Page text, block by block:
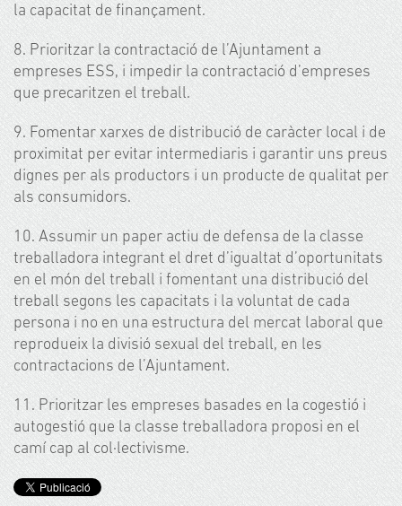
la capacitat de finançament.
8. Prioritzar la contractació de l’Ajuntament a
empreses ESS, i impedir la contractació d’empreses
que precaritzen el treball.
9. Fomentar xarxes de distribució de caràcter local i de
proximitat per evitar intermediaris i garantir uns preus
dignes per als productors i un producte de qualitat per
als consumidors.
10. Assumir un paper actiu de defensa de la classe
treballadora integrant el dret d’igualtat d’oportunitats
en el món del treball i fomentant una distribució del
treball segons les capacitats i la voluntat de cada
persona i no en una estructura del mercat laboral que
reprodueix la divisió sexual del treball, en les
contractacions de l’Ajuntament.
11. Prioritzar les empreses basades en la cogestió i
autogestió que la classe treballadora proposi en el
camí cap al col·lectivisme.